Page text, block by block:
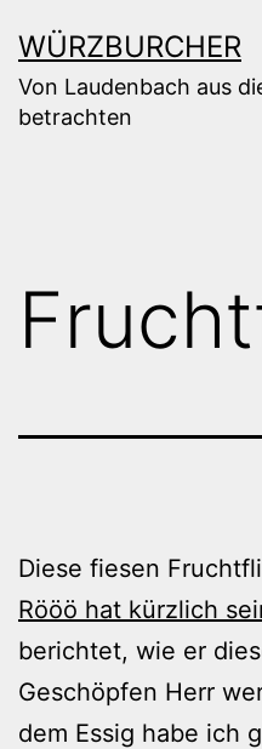
Inhalt
springen
WÜRZBURCHER
Von Laudenbach aus
betrachten
Diese fiesen
Rööö hat kürzlich
berichtet, wie er
Geschöpfen Herr
dem Essig habe ich